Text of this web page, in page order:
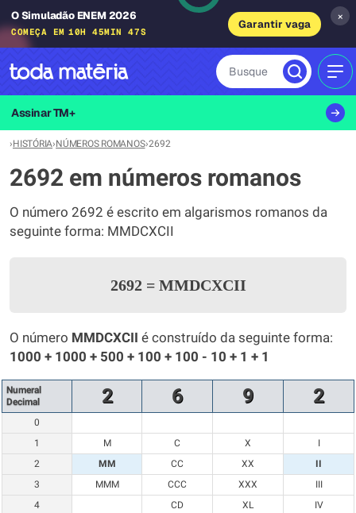
O Simuladão ENEM 2026
COMEÇA EM 10H 45MIN 47S
Garantir vaga
×
Busque
Assinar TM+
›HISTÓRIA›NÚMEROS ROMANOS›2692
2692 em números romanos
O número 2692 é escrito em algarismos romanos da
seguinte forma: MMDCXCII
2692 =MMDCXCII
O número MMDCXCII é construído da seguinte forma:
1000 + 1000 + 500 + 100 + 100 - 10 + 1 + 1
Numeral
Decimal
2 6 9 2
0
1
M C X
I
2
MM CC XX
II
3
MMM CCC XXX
III
4
CD XL
IV